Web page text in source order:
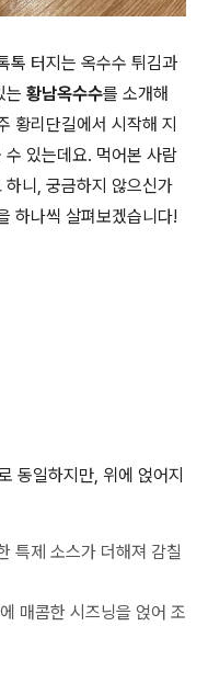
톡 터지는 옥수수 튀김과
는 황남옥수수를 소개해
황리단길에서 시작해 지
있는데요. 먹어본 사람
니, 궁금하지 않으신가
하나씩 살펴보겠습니다!
동일하지만, 위에 얹어지
특제 소스가 더해져 감칠
매콤한 시즈닝을 얹어 조